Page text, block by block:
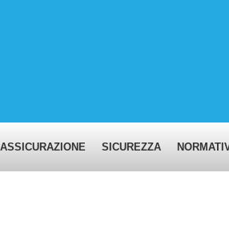
ASSICURAZIONE SICUREZZA